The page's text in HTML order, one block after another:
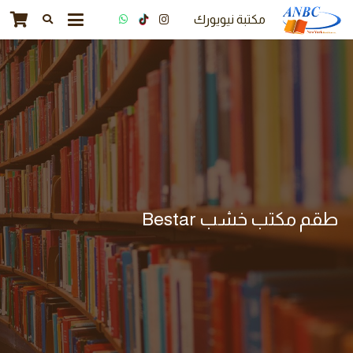
مكتبة نيويورك
طقم مكتب خشب Bestar